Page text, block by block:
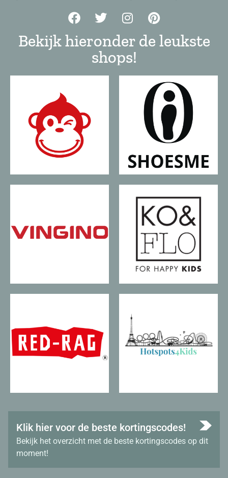
Bekijk hieronder de leukste
shops!
Klik hier voor de beste kortingscodes!
Bekijk het overzicht met de beste kortingscodes op dit
moment!